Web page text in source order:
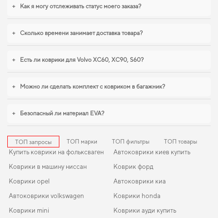
для опель мокка
становятся разумным
выбором водителя. Мы всегда готовы поддерживать вас в уходе за
+ Как я могу отслеживать статус моего заказа?
+ Сколько времени занимает доставка товара?
+ Есть ли коврики для Volvo XC60, XC90, S60?
+ Можно ли сделать комплект с ковриком в багажник?
+ Безопасный ли материал EVA?
ТОП запросы ТОП марки ТОП фильтры ТОП товары
Купить коврики на фольксваген
Коврики в машину ниссан
Коврики opel
Автоковрики volkswagen
Коврики mini
Автоковрики киев купить
Коврик форд
Автоковрики киа
Коврики honda
Коврики ауди купить